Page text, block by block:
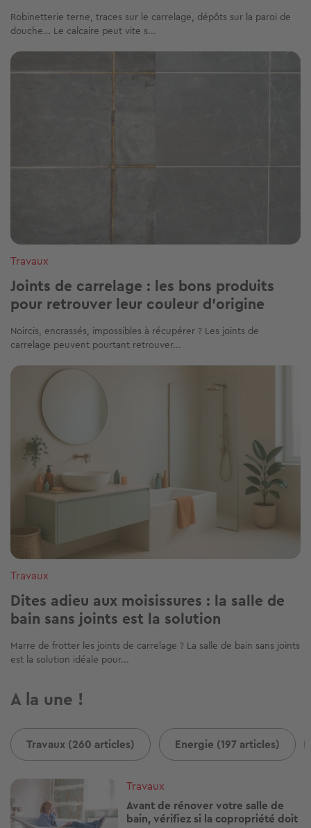
Robinetterie terne, traces sur le carrelage, dépôts sur la paroi de
douche… Le calcaire peut vite s...
Image
Travaux
Joints de carrelage : les bons produits
pour retrouver leur couleur d'origine
Noircis, encrassés, impossibles à récupérer ? Les joints de
carrelage peuvent pourtant retrouver...
Image
Travaux
Dites adieu aux moisissures : la salle de
bain sans joints est la solution
Marre de frotter les joints de carrelage ? La salle de bain sans joints
est la solution idéale pour...
A la une !
Travaux (260 articles) Energie (197 articles)
Image
Travaux
Avant de rénover votre salle de
bain, vérifiez si la copropriété doit